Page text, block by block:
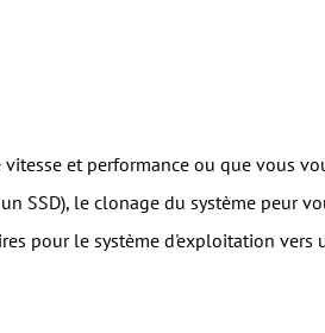
et performance ou que vous
SSD), le clonage du système peur
pour le système d'exploitation vers